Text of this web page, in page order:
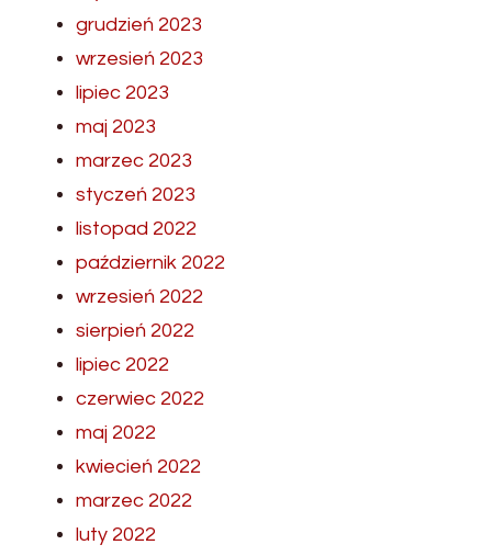
grudzień 2023
wrzesień 2023
lipiec 2023
maj 2023
marzec 2023
styczeń 2023
listopad 2022
październik 2022
wrzesień 2022
sierpień 2022
lipiec 2022
czerwiec 2022
maj 2022
kwiecień 2022
marzec 2022
luty 2022